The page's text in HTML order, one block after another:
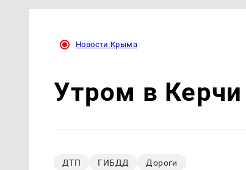
Новости Крыма
Утром в
ДТП ГИБДД Дороги